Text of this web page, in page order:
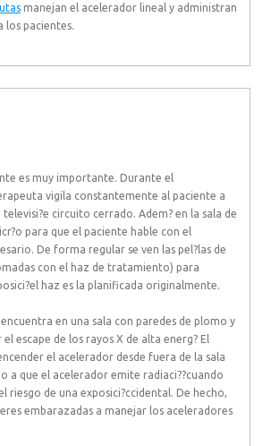
manejan el acelerador lineal y administran
los pacientes.
es muy importante. Durante el
vigila constantemente al paciente a
circuito cerrado. Adem? en la sala de
para que el paciente hable con el
De forma regular se ven las pel?las de
con el haz de tratamiento) para
haz es la planificada originalmente.
en una sala con paredes de plomo y
escape de los rayos X de alta energ? El
el acelerador desde fuera de la sala
a que el acelerador emite radiaci??cuando
riesgo de una exposici?ccidental. De hecho,
embarazadas a manejar los aceleradores